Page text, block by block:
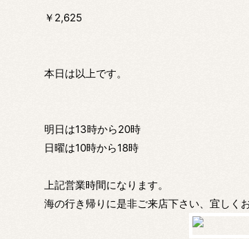
￥2,625
本日は以上です。
明日は13時から20時
日曜は10時から18時
上記営業時間になります。
海の行き帰りに是非ご来店下さい、宜しく